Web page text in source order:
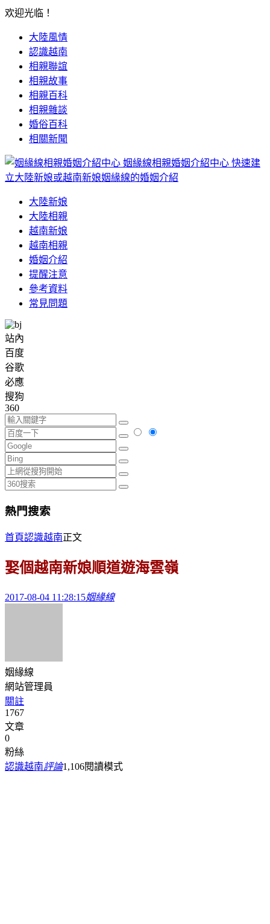
欢迎光临！
大陸風情
認識越南
相親聯誼
相親故事
相親百科
相親雜談
婚俗百科
相關新聞
姻緣線相親婚姻介紹中心 快速建
立大陸新娘或越南新娘姻緣線的婚姻介紹
大陸新娘
大陸相親
越南新娘
越南相親
婚姻介紹
提醒注意
參考資料
常見問題
站內
百度
谷歌
必應
搜狗
360
熱門搜索
首頁認識越南正文
娶個越南新娘順道遊海雲嶺
2017-08-04 11:28:15姻緣線
姻緣線
網站管理員
關註
1767
文章
0
粉絲
認識越南評論1,106閱讀模式